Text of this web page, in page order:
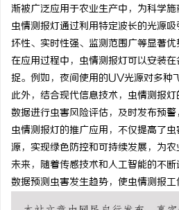
渐被广泛应用于农业生产中，为科学
虫情测报灯通过利用特定波长的光源
坏性、实时性强、监测范围广等显著
在应用过程中，虫情测报灯可以安装
捉。例如，夜间使用的UV光源对多种
此外，结合现代信息技术，虫情测报
数据进行虫害风险评估，及时发布预
虫情测报灯的推广应用，不仅提高了
源，实现绿色防控和可持续发展，为农
未来，随着传感技术和人工智能的不
数据预测虫害发生趋势，使虫情测报